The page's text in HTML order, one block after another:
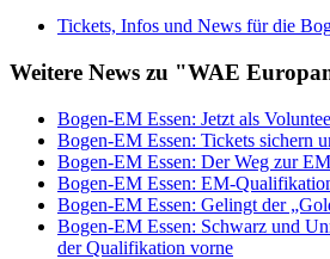
Tickets, Infos und News für die
Weitere News zu "WAE
Bogen-EM Essen: Jetzt als
Bogen-EM Essen: Tickets sichern
Bogen-EM Essen: Der Weg zur EM
Bogen-EM Essen: EM-
Bogen-EM Essen: Gelingt der
Bogen-EM Essen: Schwarz und
der Qualifikation vorne